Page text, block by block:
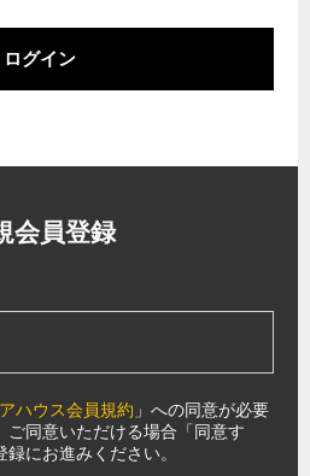
ログイン
会員登録
ハウス会員規約 」への同意が必要
ご同意いただける場合「同意す
にお進みください。